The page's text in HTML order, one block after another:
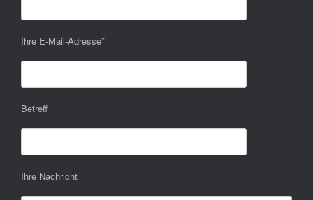
Ihre E-Mail-Adresse*
Betreff
Ihre Nachricht